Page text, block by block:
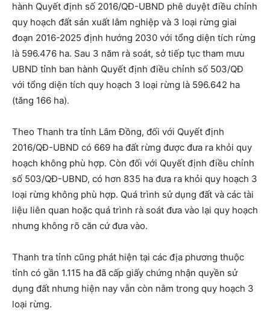
hành Quyết định số 2016/QĐ-UBND phê duyệt điều chỉnh
quy hoạch đất sản xuất lâm nghiệp và 3 loại rừng giai
đoạn 2016-2025 định hướng 2030 với tổng diện tích rừng
là 596.476 ha. Sau 3 năm rà soát, sở tiếp tục tham mưu
UBND tỉnh ban hành Quyết định điều chỉnh số 503/QĐ
với tổng diện tích quy hoạch 3 loại rừng là 596.642 ha
(tăng 166 ha).
Theo Thanh tra tỉnh Lâm Đồng, đối với Quyết định
2016/QĐ-UBND có 669 ha đất rừng được đưa ra khỏi quy
hoạch không phù hợp. Còn đối với Quyết định điều chỉnh
số 503/QĐ-UBND, có hơn 835 ha đưa ra khỏi quy hoạch 3
loại rừng không phù hợp. Quá trình sử dụng đất và các tài
liệu liên quan hoặc quá trình rà soát đưa vào lại quy hoạch
nhưng không rõ căn cứ đưa vào.
Thanh tra tỉnh cũng phát hiện tại các địa phương thuộc
tỉnh có gần 1.115 ha đã cấp giấy chứng nhận quyền sử
dụng đất nhưng hiện nay vẫn còn nằm trong quy hoạch 3
loại rừng.